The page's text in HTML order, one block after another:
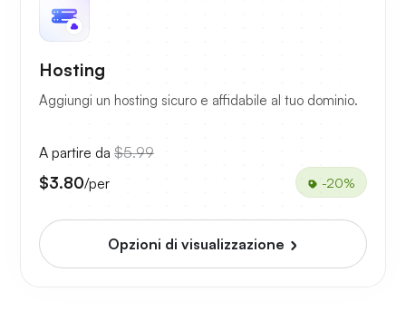
Hosting
Aggiungi un hosting sicuro e affidabile al tuo dominio.
A partire da $5.99
$3.80/per -20%
Opzioni di visualizzazione